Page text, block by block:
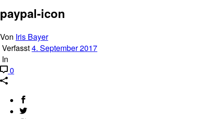
paypal-icon
Von Iris Bayer
Verfasst4. September 2017
In
0